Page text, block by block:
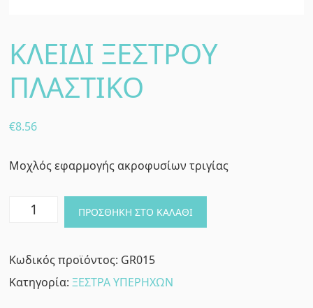
ΚΛΕΙΔΙ ΞΕΣΤΡΟΥ
ΠΛΑΣΤΙΚΟ
€8.56
Μοχλός εφαρμογής ακροφυσίων τριγίας
ΚΛΕΙΔΙ
ποσότητα
ΠΡΟΣΘΉΚΗ ΣΤΟ ΚΑΛΆΘΙ
Κωδικός προϊόντος: GR015
Κατηγορία:ΞΕΣΤΡΑ ΥΠΕΡΗΧΩΝ